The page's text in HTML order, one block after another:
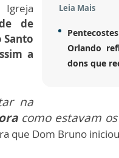
Leia Mais
Orlando
dons que
Igreja
de
a
na
como estavam
que Dom Bruno